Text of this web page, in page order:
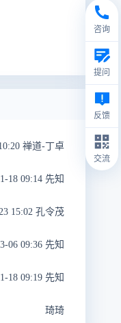
禅道-丁卓
18 09:14 先知
15:02 孔令茂
06 09:36 先知
18 09:19 先知
琦琦
咨询
提问
反馈
交流